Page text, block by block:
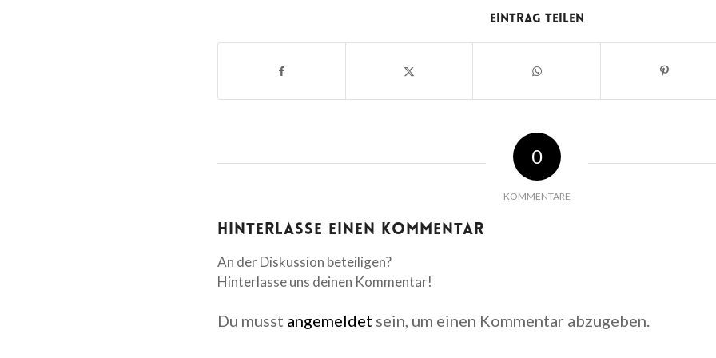
Eintrag teilen
0
KOMMENTARE
Hinterlasse einen Kommentar
An der Diskussion beteiligen?
Hinterlasse uns deinen Kommentar!
Du musst angemeldet sein, um einen Kommentar abzugeben.